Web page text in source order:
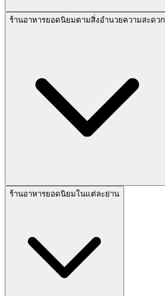
ร้านอาหารยอดนิยมตามสิ่งอำนวยความสะดวก
ร้านอาหารยอดนิยมในแต่ละย่าน